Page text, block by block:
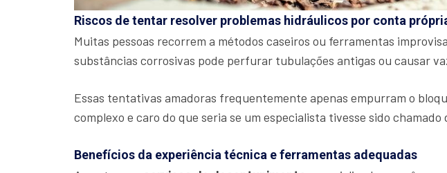
Riscos de tentar resolver problemas hidráulicos por conta
Muitas pessoas recorrem a métodos caseiros ou ferramentas
substâncias corrosivas pode perfurar tubulações antigas ou causar
Essas tentativas amadoras frequentemente apenas empurram o
complexo e caro do que seria se um especialista tivesse sido chamado
Benefícios da experiência técnica e ferramentas adequadas